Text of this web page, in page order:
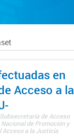
en
Acceso a la
de Acceso
de Promoción y
a la Justicia